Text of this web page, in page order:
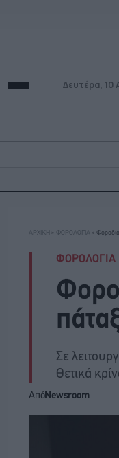
Δευτέρα, 10
ΑΡΧΙΚΗ » ΦΟΡΟΛΟΓΙΑ »
ΦΟΡΟΛΟΓΙΑ
Σε
Θετικά
ΑπόNewsroom